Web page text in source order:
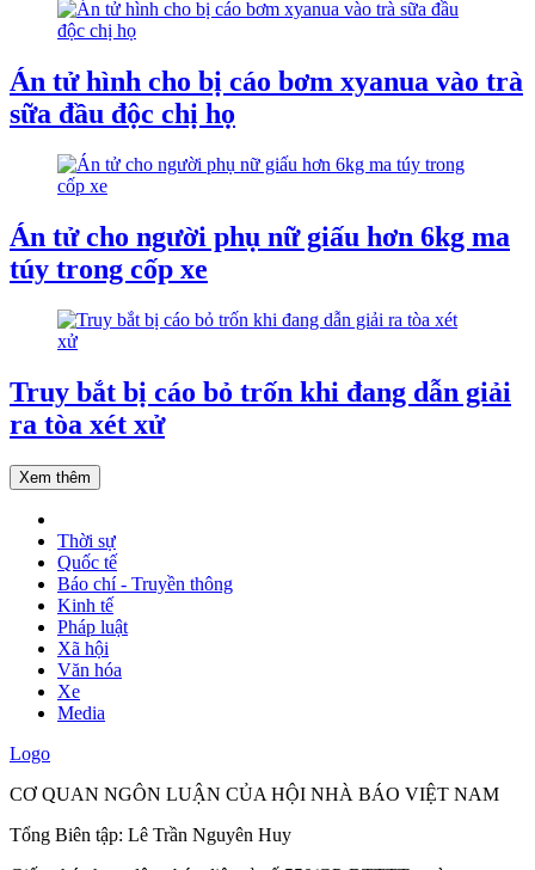
Án tử hình cho bị cáo bơm xyanua vào trà
sữa đầu độc chị họ
Án tử cho người phụ nữ giấu hơn 6kg ma
túy trong cốp xe
Truy bắt bị cáo bỏ trốn khi đang dẫn giải
ra tòa xét xử
Xem thêm
Thời sự
Quốc tế
Báo chí - Truyền thông
Kinh tế
Pháp luật
Xã hội
Văn hóa
Xe
Media
Logo
CƠ QUAN NGÔN LUẬN CỦA HỘI NHÀ BÁO VIỆT NAM
Tổng Biên tập: Lê Trần Nguyên Huy